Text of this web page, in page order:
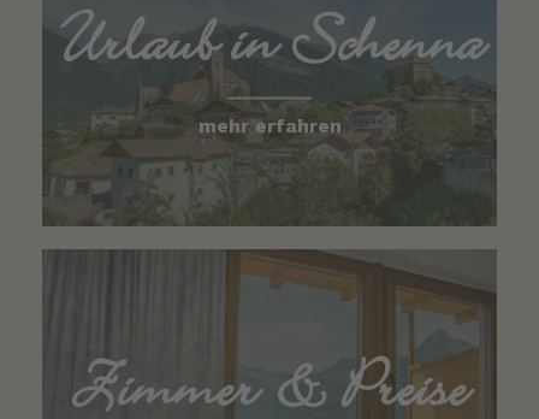
Urlaub in Schenna
mehr erfahren
Zimmer & Preise